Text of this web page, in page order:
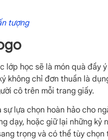
tượng
lớp học sẽ là món quà đầy
không chỉ đơn thuần là
cô trên mỗi trang giấy.
lựa chọn hoàn hảo cho
dạy, hoặc giữ lại những kỷ
trọng và có thể tùy